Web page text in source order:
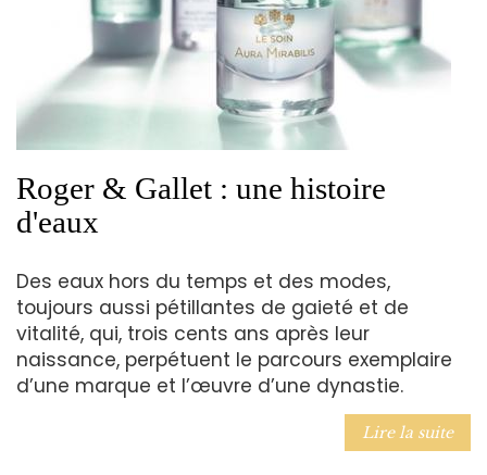
Roger & Gallet : une histoire
d'eaux
Des eaux hors du temps et des modes,
toujours aussi pétillantes de gaieté et de
vitalité, qui, trois cents ans après leur
naissance, perpétuent le parcours exemplaire
d’une marque et l’œuvre d’une dynastie.
Lire la suite